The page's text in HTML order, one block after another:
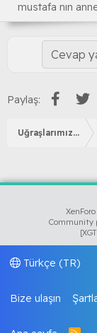
mustafa nın
Cevap
Paylaş:
Uğraşlarımız...
Community
Türkçe (TR)
Bize ulaşın